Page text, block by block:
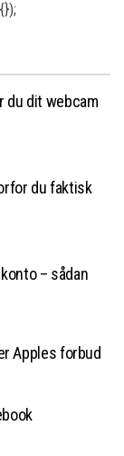
du dit webcam
du faktisk
– sådan
Apples forbud